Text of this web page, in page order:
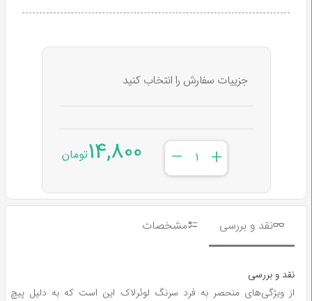
جزییات سفارش را انتخاب کنید
+
–
14,800تومان
نقد و بررسی مشخصات
نقد و بررسی
از ویژگیهای منحصر به فرد سرنگ لوئرلاک این است که به دلیل پیچ